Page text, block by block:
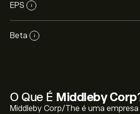
EPS i
Beta i
O Que É Middleby Corp
Middleby Corp/The é uma